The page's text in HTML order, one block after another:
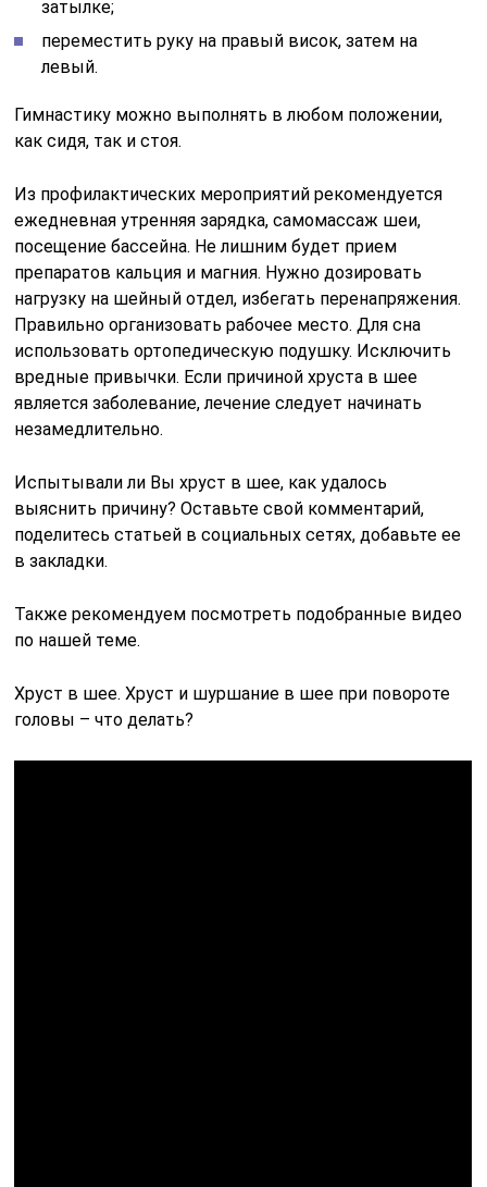
затылке;
переместить руку на правый висок, затем на
левый.
Гимнастику можно выполнять в любом положении,
как сидя, так и стоя.
Из профилактических мероприятий рекомендуется
ежедневная утренняя зарядка, самомассаж шеи,
посещение бассейна. Не лишним будет прием
препаратов кальция и магния. Нужно дозировать
нагрузку на шейный отдел, избегать перенапряжения.
Правильно организовать рабочее место. Для сна
использовать ортопедическую подушку. Исключить
вредные привычки. Если причиной хруста в шее
является заболевание, лечение следует начинать
незамедлительно.
Испытывали ли Вы хруст в шее, как удалось
выяснить причину? Оставьте свой комментарий,
поделитесь статьей в социальных сетях, добавьте ее
в закладки.
Также рекомендуем посмотреть подобранные видео
по нашей теме.
Хруст в шее. Хруст и шуршание в шее при повороте
головы – что делать?